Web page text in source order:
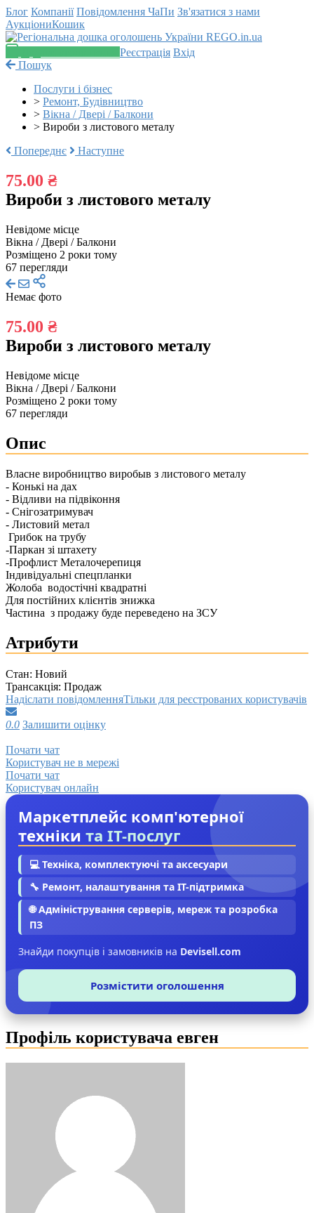
Блог Компанії Повідомлення ЧаПи Зв'язатися з нами
АукціониКошик
Реєстрація Вхід
Пошук
Послуги і бізнес
> Ремонт, Будівництво
> Вікна / Двері / Балкони
> Вироби з листового металу
Попереднє
Наступне
75.00 ₴
Вироби з листового металу
Невідоме місце
Вікна / Двері / Балкони
Розміщено 2 роки тому
67 перегляди
Немає фото
75.00 ₴
Вироби з листового металу
Невідоме місце
Вікна / Двері / Балкони
Розміщено 2 роки тому
67 перегляди
Опис
Власне виробництво виробыв з листового металу
- Конькі на дах
- Відливи на підвіконня
- Снігозатримувач
- Листовий метал
Грибок на трубу
-Паркан зі штахету
-Профлист Металочерепиця
Індивідуальні спецпланки
Жолоба водостічні квадратні
Для постійних клієнтів знижка
Частина з продажу буде переведено на ЗСУ
Атрибути
Стан: Новий
Трансакція: Продаж
Надіслати повідомленняТільки для реєстрованих користувачів
0.0 Залишити оцінку
Почати чат
Користувач не в мережі
Почати чат
Користувач онлайн
Маркетплейс комп'ютерної
техніки та IT-послуг
💻 Техніка, комплектуючі та аксесуари
🔧 Ремонт, налаштування та IT-підтримка
🌐 Адміністрування серверів, мереж та розробка
ПЗ
Знайди покупців і замовників на Devisell.com
Розмістити оголошення
Профіль користувача евген